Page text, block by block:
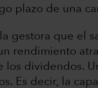
plazo de una
gestora que el
rendimiento
dividendos.
Es decir, la